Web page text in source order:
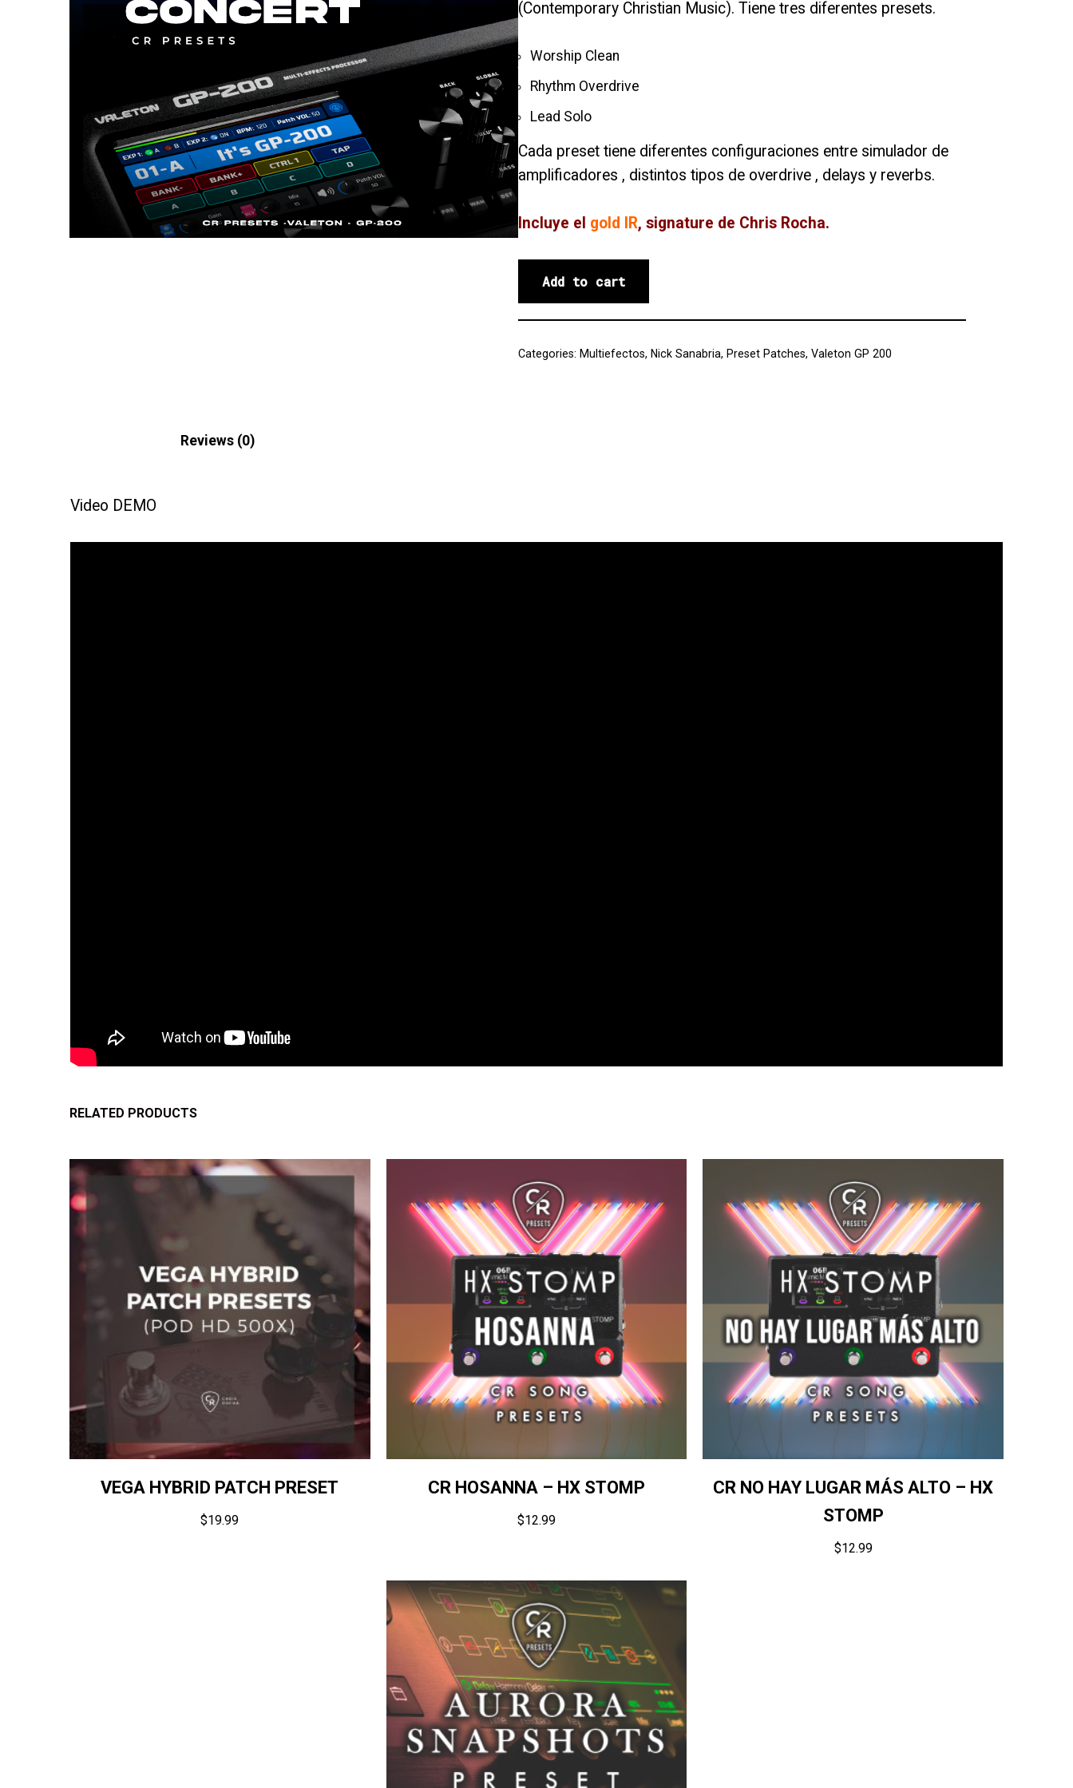
(Contemporary Christian Music). Tiene tres diferentes presets.
Worship Clean
Rhythm Overdrive
Lead Solo
Cada preset tiene diferentes configuraciones entre simulador de
amplificadores , distintos tipos de overdrive , delays y reverbs.
Incluye el gold IR, signature de Chris Rocha.
Add to cart
Categories: Multiefectos, Nick Sanabria, Preset Patches, Valeton GP 200
Reviews (0)
Video DEMO
RELATED PRODUCTS
VEGA HYBRID PATCH PRESET
$19.99
CR HOSANNA – HX STOMP
$12.99
CR NO HAY LUGAR MÁS ALTO – HX
STOMP
$12.99